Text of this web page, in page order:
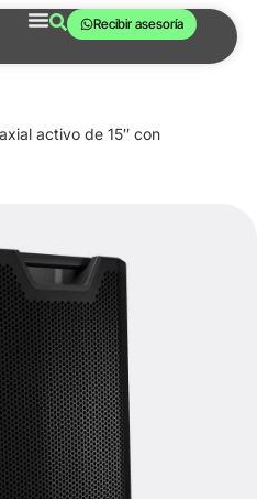
Recibir asesoría
activo de 15″ con